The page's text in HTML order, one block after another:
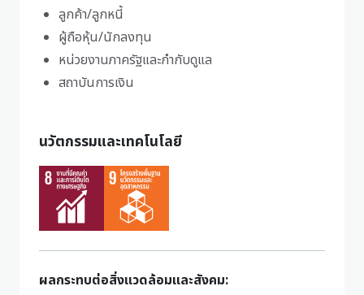
ลูกค้า/ลูกหนี้
ผู้ถือหุ้น/นักลงทุน
หน่วยงานภาครัฐและกำกับดูแล
สถาบันการเงิน
นวัตกรรมและเทคโนโลยี
ผลกระทบต่อสิ่งแวดล้อมและสังคม: